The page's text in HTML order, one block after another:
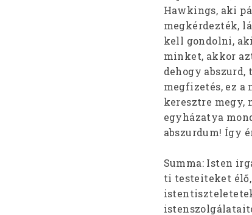
Hawkings, aki
megkérdezték,
kell gondolni,
minket, akkor
dehogy abszurd,
megfizetés, ez a
keresztre megy,
egyházatya
abszurdum! Így
Summa: Isten
ti testeiteket